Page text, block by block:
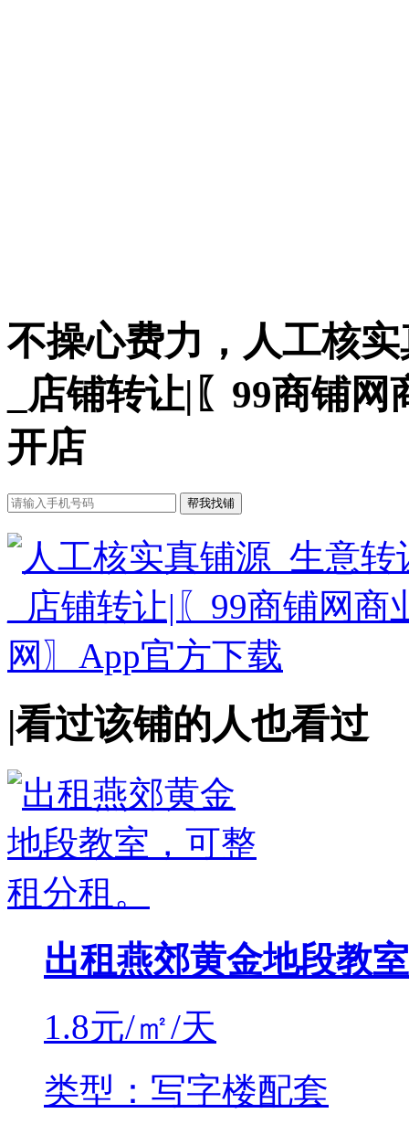
不操心费力，人工核
_店铺转让|〖99商铺
开店
|看过该铺的人也看过
出租燕郊黄金地段教
1.8元/㎡/天
类型：写字楼配套